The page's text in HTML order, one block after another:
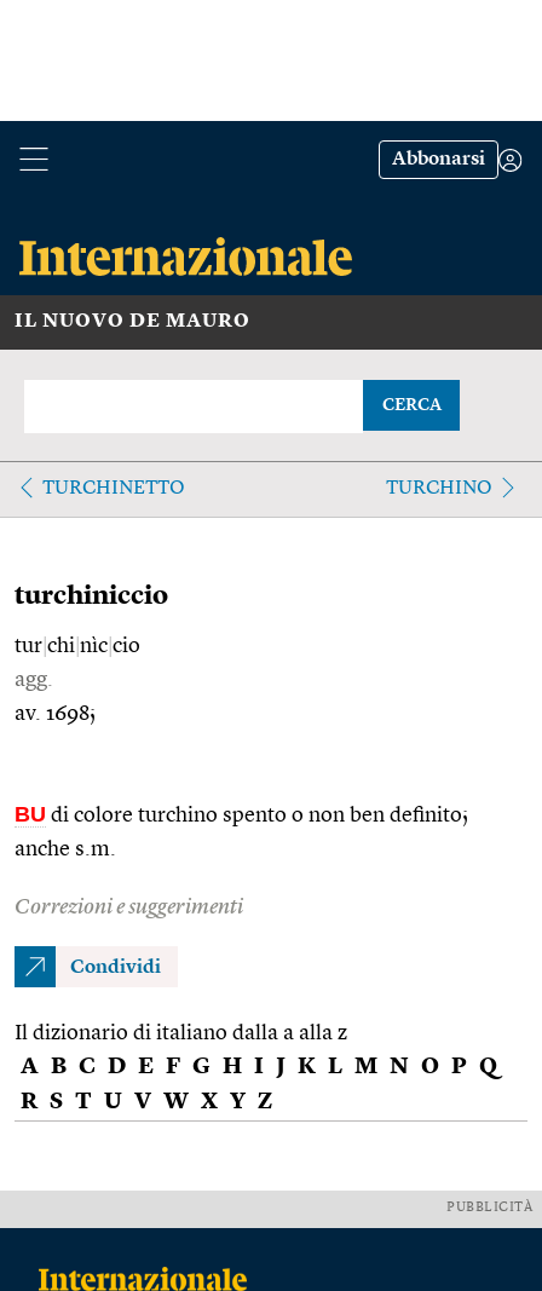
Abbonarsi
IL NUOVO DE MAURO
CERCA
TURCHINETTO TURCHINO
turchiniccio
tur chi nìc cio
agg.
av. 1698;
BU di colore turchino spento o non ben definito;
anche s.m.
Correzioni e suggerimenti
Condividi
Il dizionario di italiano dalla a alla z
A B C D E F G H I J K L M N O P Q
R S T U V W X Y Z
PUBBLICITÀ